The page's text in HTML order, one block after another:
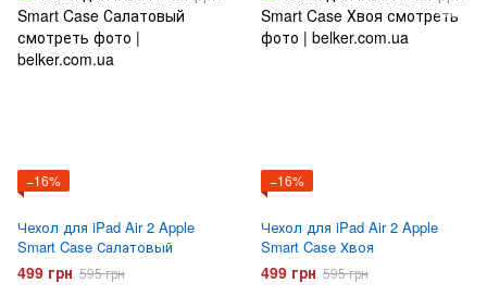
−16%
Чехол для iPad Air 2 Apple
Smart Case Салатовый
499 грн 595 грн
−16%
Чехол для iPad Air 2 Apple
Smart Case Хвоя
499 грн 595 грн